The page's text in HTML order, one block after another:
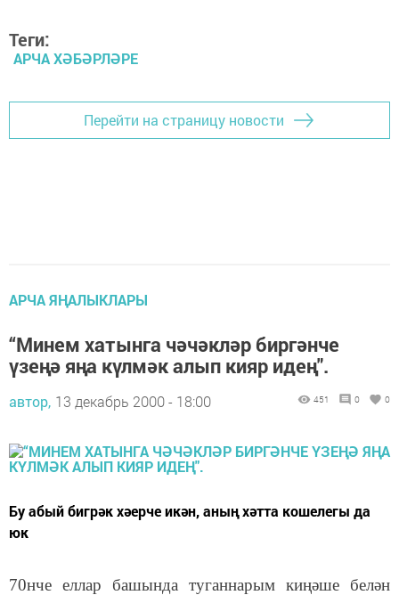
Теги:
АРЧА ХӘБӘРЛӘРЕ
Перейти на страницу новости
АРЧА ЯҢАЛЫКЛАРЫ
“Минем хатынга чәчәкләр биргәнче
үзеңә яңа күлмәк алып кияр идең".
автор, 13 декабрь 2000 - 18:00 451 0 0
Бу абый бигрәк хәерче икән, аның хәтта кошелегы да
юк
70нче еллар башында туганнарым киңәше белән